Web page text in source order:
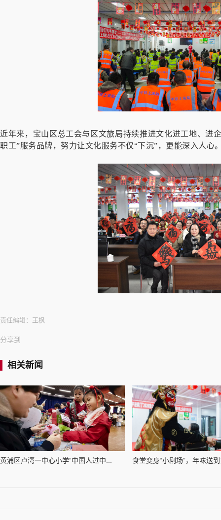
近年来，宝山区总工会与区文旅局持续推进文化进工地、进
职工”服务品牌，努力让文化服务不仅“下沉”，更能深入人心
责任编辑： 王枫
分享到
相关新闻
黄浦区卢湾一中心小学“中国人过中... 食堂变身“小剧场”，年味送